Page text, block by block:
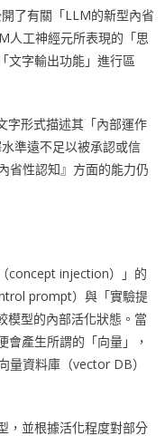
了有關「LLM的新型內省
人工神經元所表現的「思
文字輸出功能」進行區
字形式描述其「內部運作
準遠不足以被承認或信
省性認知』方面的能力仍
concept injection）」的
prompt）與「實驗提
型的內部活化狀態。當
會產生所謂的「向量」，
量資料庫（vector DB）
，並根據活化程度對部分